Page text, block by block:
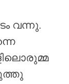
വന്നു.